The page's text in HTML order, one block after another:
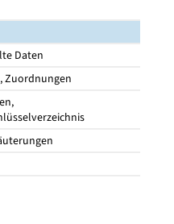
Daten
Zuordnungen